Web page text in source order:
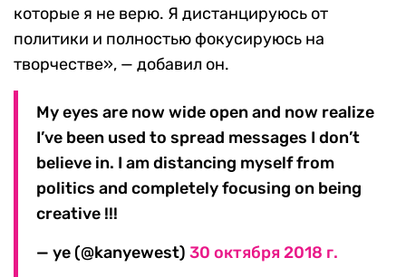
которые я не верю. Я дистанцируюсь от
политики и полностью фокусируюсь на
творчестве», — добавил он.
My eyes are now wide open and now realize
I’ve been used to spread messages I don’t
believe in. I am distancing myself from
politics and completely focusing on being
creative !!!
— ye (@kanyewest) 30 октября 2018 г.